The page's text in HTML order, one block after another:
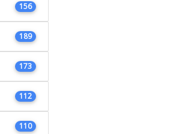
156
189
173
112
110